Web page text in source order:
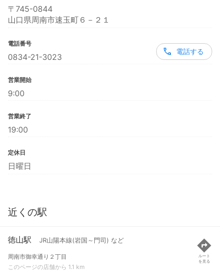
〒745-0844
山口県周南市速玉町６－２１
電話番号
0834-21-3023
電話する
営業開始
9:00
営業終了
19:00
定休日
日曜日
近くの駅
徳山駅 JR山陽本線(岩国～門司) など
周南市御幸通り２丁目
このページの店舗から 1.1 km
ルート
を見る